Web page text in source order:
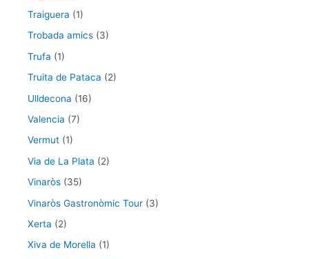
Traiguera (1)
Trobada amics (3)
Trufa (1)
Truita de Pataca (2)
Ulldecona (16)
Valencia (7)
Vermut (1)
Via de La Plata (2)
Vinaròs (35)
Vinaròs Gastronòmic Tour (3)
Xerta (2)
Xiva de Morella (1)